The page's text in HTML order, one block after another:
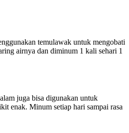
temulawak untuk mengobati
airnya dan diminum 1 kali sehari 1
juga bisa digunakan untuk
enak. Minum setiap hari sampai rasa